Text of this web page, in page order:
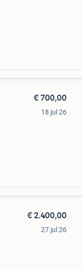
€ 700,00
18 jul 26
€ 2.400,00
27 jul 26